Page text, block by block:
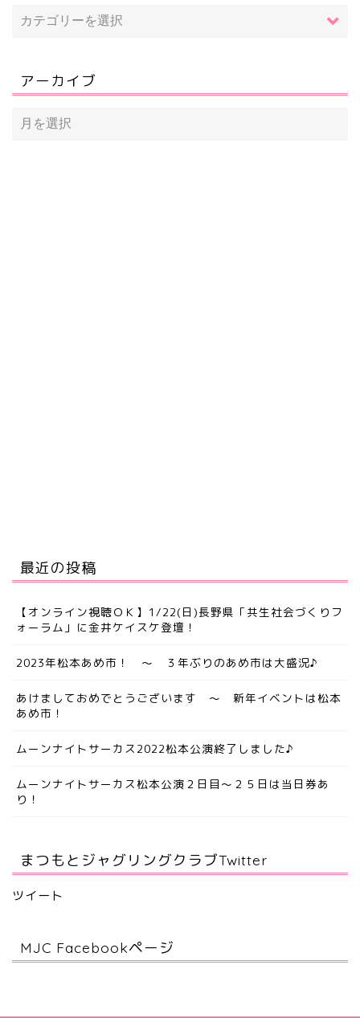
アーカイブ
最近の投稿
【オンライン視聴ＯＫ】1/22(日)長野県「共生社会づくりフ
ォーラム」に金井ケイスケ登壇！
2023年松本あめ市！ ～ ３年ぶりのあめ市は大盛況♪
あけましておめでとうございます ～ 新年イベントは松本
あめ市！
ムーンナイトサーカス2022松本公演終了しました♪
ムーンナイトサーカス松本公演２日目～２５日は当日券あ
り！
まつもとジャグリングクラブTwitter
ツイート
MJC Facebookページ